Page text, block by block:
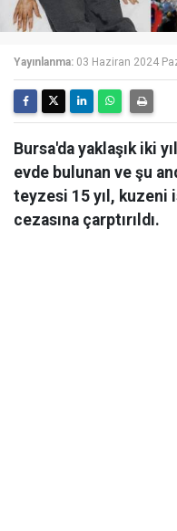
Yayınlanma: 03 Haziran 2024
Bursa'da yaklaşık iki
evde bulunan ve şu
teyzesi 15 yıl, kuzeni
cezasına çarptırıldı.